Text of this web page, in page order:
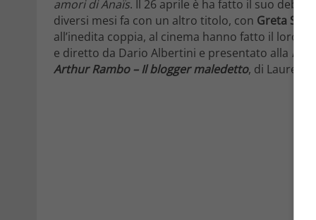
amori di Anaïs. Il 26 aprile è ha fatto il suo
diversi mesi fa con un altro titolo, con Greta
all’inedita coppia, al cinema hanno fatto il loro
e diretto da Dario Albertini e presentato alla
Arthur Rambo – Il blogger maledetto, di Laurent